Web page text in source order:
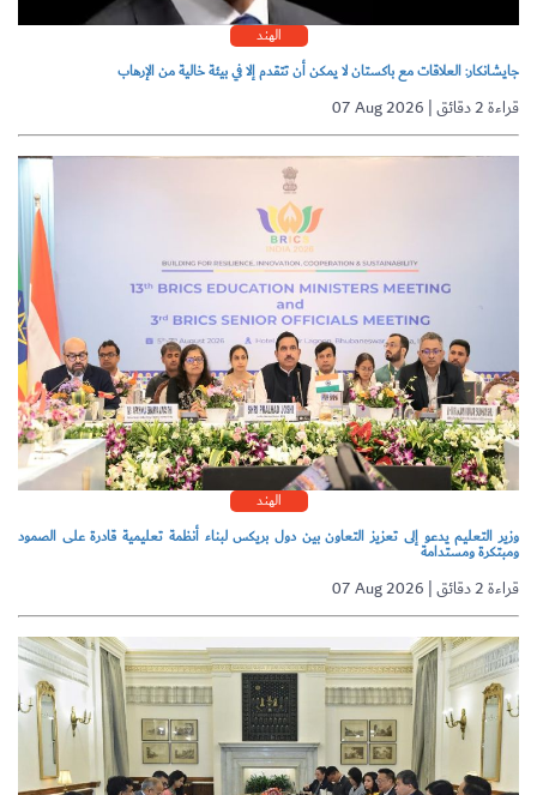
الهند
جايشانكار: العلاقات مع باكستان لا يمكن أن تتقدم إلا في بيئة خالية من الإرهاب
07 Aug 2026 | قراءة 2 دقائق
الهند
وزير التعليم يدعو إلى تعزيز التعاون بين دول بريكس لبناء أنظمة تعليمية قادرة على الصمود
ومبتكرة ومستدامة
07 Aug 2026 | قراءة 2 دقائق